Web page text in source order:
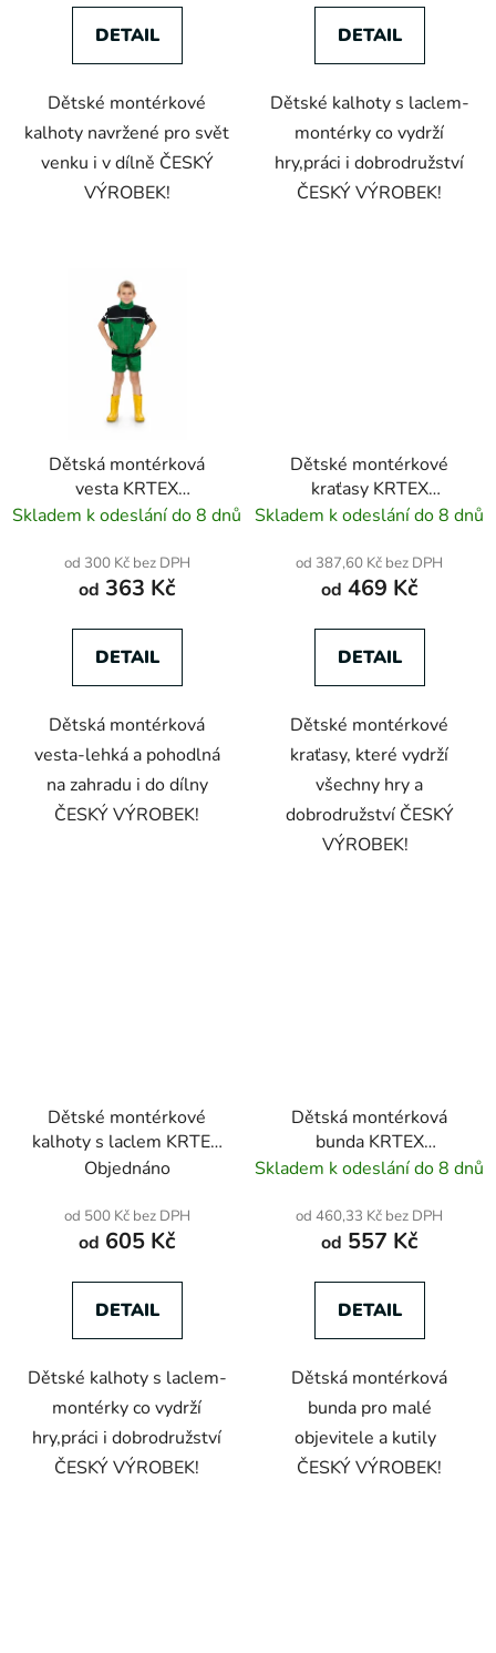
DETAIL
Dětské montérkové
kalhoty navržené pro svět
venku i v dílně ČESKÝ
VÝROBEK!
DETAIL
Dětské kalhoty s laclem-
montérky co vydrží
hry,práci i dobrodružství
ČESKÝ VÝROBEK!
Dětská montérková
vesta KRTEX
PROFIDUO zeleno-
Skladem k odeslání do 8 dnů
od 300 Kč bez DPH
od 363 Kč
DETAIL
Dětská montérková
vesta-lehká a pohodlná
na zahradu i do dílny
ČESKÝ VÝROBEK!
Dětské montérkové
kraťasy KRTEX
PROFIDUO červeno
Skladem k odeslání do 8 dnů
od 387,60 Kč bez DPH
od 469 Kč
DETAIL
Dětské montérkové
kraťasy, které vydrží
všechny hry a
dobrodružství ČESKÝ
VÝROBEK!
Dětské montérkové
kalhoty s laclem KRTEX
PROFIDUO maskáč-
Objednáno
od 500 Kč bez DPH
od 605 Kč
DETAIL
Dětské kalhoty s laclem-
montérky co vydrží
hry,práci i dobrodružství
ČESKÝ VÝROBEK!
Dětská montérková
bunda KRTEX
PROFIDUO modro-
Skladem k odeslání do 8 dnů
od 460,33 Kč bez DPH
od 557 Kč
DETAIL
Dětská montérková
bunda pro malé
objevitele a kutily
ČESKÝ VÝROBEK!